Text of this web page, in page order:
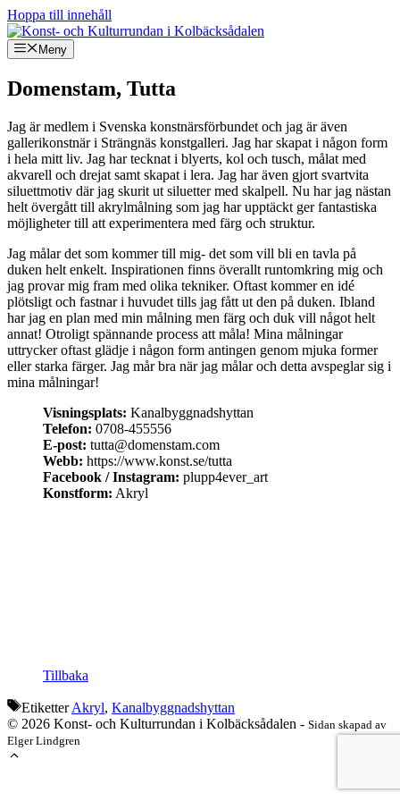
Hoppa till innehåll
Meny
Domenstam, Tutta
Jag är medlem i Svenska konstnärsförbundet och jag är även
gallerikonstnär i Strängnäs konstgalleri. Jag har skapat i någon form
i hela mitt liv. Jag har tecknat i blyerts, kol och tusch, målat med
akvarell och drejat samt skapat i lera. Jag har även gjort svartvita
siluettmotiv där jag skurit ut siluetter med skalpell. Nu har jag nästan
helt övergått till akrylmålning som jag har upptäckt ger fantastiska
möjligheter till att experimentera med färg och struktur.
Jag målar det som kommer till mig- det som vill bli en tavla på
duken helt enkelt. Inspirationen finns överallt runtomkring mig och
jag provar mig fram med olika tekniker. Oftast kommer en idé
plötsligt och fastnar i huvudet tills jag fått ut den på duken. Ibland
har jag en plan med min målning men färg och duk vill något helt
annat! Otroligt spännande process att måla! Mina målningar
uttrycker oftast glädje i någon form antingen genom mjuka former
eller starka färger. Jag mår bra när jag målar och detta avspeglar sig i
mina målningar!
Visningsplats: Kanalbyggnadshyttan
Telefon: 0708-455556
E-post: tutta@domenstam.com
Webb: https://www.konst.se/tutta
Facebook / Instagram: plupp4ever_art
Konstform: Akryl
Tillbaka
EtiketterAkryl, Kanalbyggnadshyttan
© 2026 Konst- och Kulturrundan i Kolbäcksådalen - Sidan skapad av
Elger Lindgren